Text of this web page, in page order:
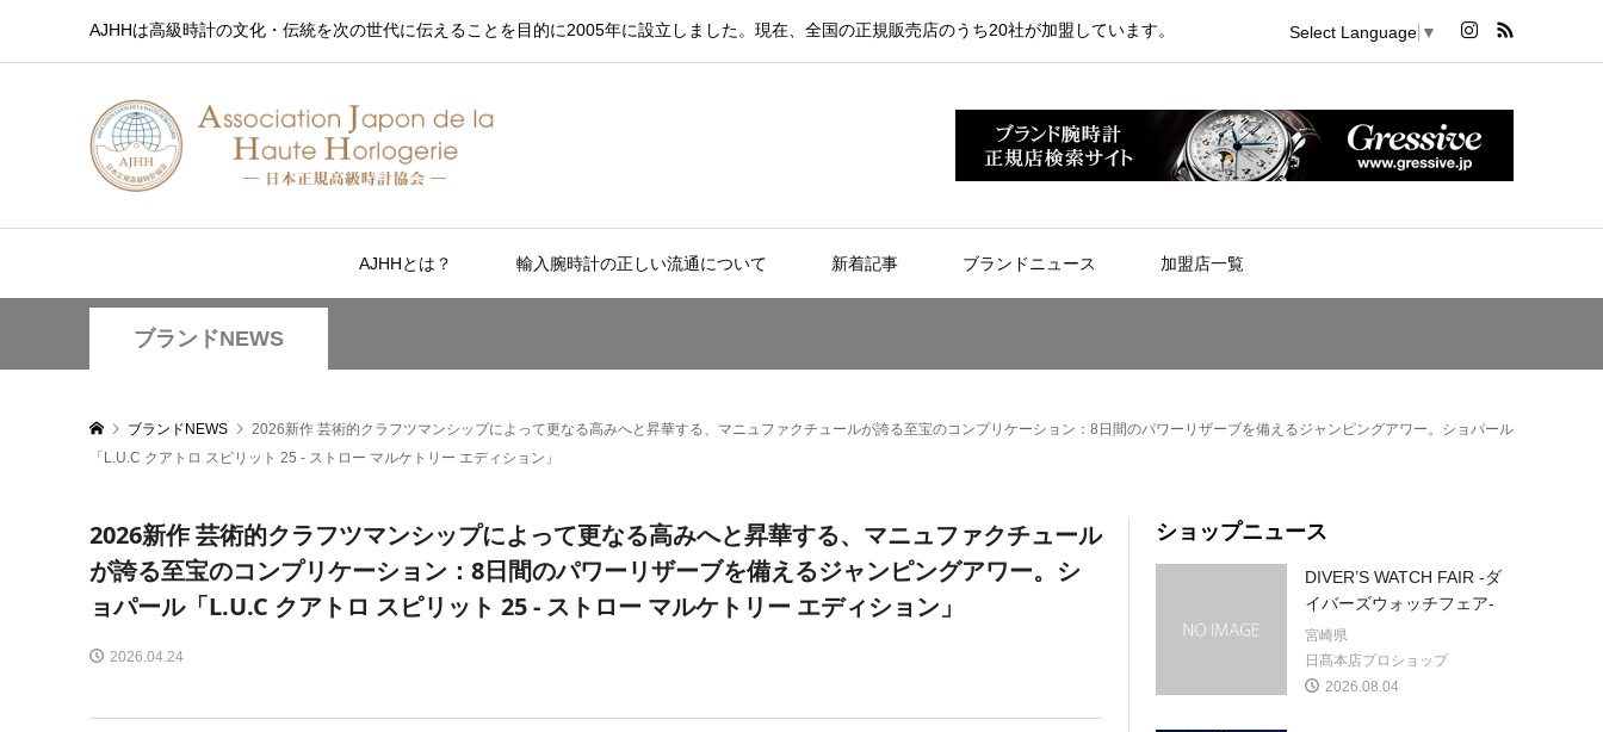
AJHHは高級時計の文化・伝統を次の世代に伝えることを目的に2005年に設立しました。現在、全国の正規販売店のうち20社が加盟しています。 Select Language ▼
AJHHとは？ 輸入腕時計の正しい流通について 新着記事 ブランドニュース 加盟店一覧
ブランドNEWS
ブランドNEWS
2026新作 芸術的クラフツマンシップによって更なる高みへと昇華する、マニュファクチュールが誇る至宝のコンプリケーション：8日間のパワーリザーブを備えるジャンピングアワー。ショパール
「L.U.C クアトロ スピリット 25 ‐ ストロー マルケトリー エディション」
2026新作 芸術的クラフツマンシップによって更なる高みへと昇華する、マニュファクチュール
が誇る至宝のコンプリケーション：8日間のパワーリザーブを備えるジャンピングアワー。シ
ョパール「L.U.C クアトロ スピリット 25 ‐ ストロー マルケトリー エディション」
2026.04.24
ショップニュース
DIVER’S WATCH FAIR -ダ
イバーズウォッチフェア-
宮崎県
日髙本店プロショップ
2026.08.04